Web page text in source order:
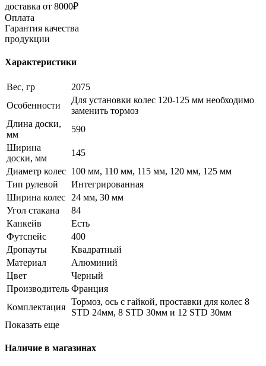
доставка от 8000₽
Оплата
Гарантия качества
продукции
Характеристики
Вес, гр
2075
Особенности
Для установки колес 120-125 мм необходимо
заменить тормоз
Длина доски,
мм
590
Ширина
доски, мм
145
Диаметр колес 100 мм, 110 мм, 115 мм, 120 мм, 125 мм
Тип рулевой
Интегрированная
Ширина колес
24 мм, 30 мм
Угол стакана
84
Канкейв
Есть
Футспейс
400
Дропауты
Квадратный
Материал
Алюминий
Цвет
Черный
Производитель Франция
Комплектация
Тормоз, ось с гайкой, проставки для колес 8
STD 24мм, 8 STD 30мм и 12 STD 30мм
Показать еще
Наличие в магазинах